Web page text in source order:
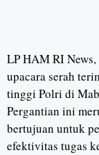
LP HAM RI
upacara serah
tinggi Polri di
Pergantian ini
bertujuan untuk
efektivitas tugas